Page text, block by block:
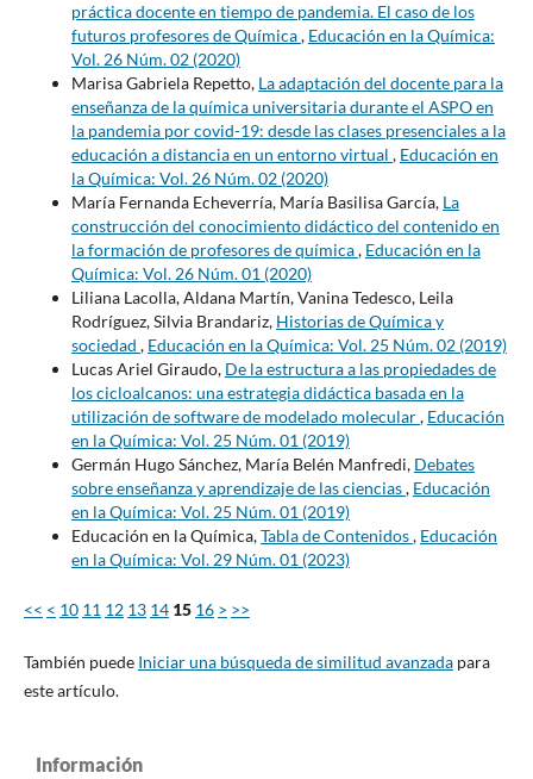
práctica docente en tiempo de pandemia. El caso de los
futuros profesores de Química, Educación en la Química:
Vol. 26 Núm. 02 (2020)
Marisa Gabriela Repetto, La adaptación del docente para la
enseñanza de la química universitaria durante el ASPO en
la pandemia por covid-19: desde las clases presenciales a la
educación a distancia en un entorno virtual , Educación en
la Química: Vol. 26 Núm. 02 (2020)
María Fernanda Echeverría, María Basilisa García, La
construcción del conocimiento didáctico del contenido en
la formación de profesores de química, Educación en la
Química: Vol. 26 Núm. 01 (2020)
Liliana Lacolla, Aldana Martín, Vanina Tedesco, Leila
Rodríguez, Silvia Brandariz, Historias de Química y
sociedad , Educación en la Química: Vol. 25 Núm. 02 (2019)
Lucas Ariel Giraudo, De la estructura a las propiedades de
los cicloalcanos: una estrategia didáctica basada en la
utilización de software de modelado molecular, Educación
en la Química: Vol. 25 Núm. 01 (2019)
Germán Hugo Sánchez, María Belén Manfredi, Debates
sobre enseñanza y aprendizaje de las ciencias, Educación
en la Química: Vol. 25 Núm. 01 (2019)
Educación en la Química,Tabla de Contenidos, Educación
en la Química: Vol. 29 Núm. 01 (2023)
<< < 10 11 12 13 14 15 16 > >>
También puede Iniciar una búsqueda de similitud avanzadapara
este artículo.
Información